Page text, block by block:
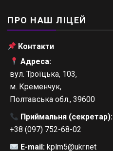
ПРО НАШ ЛІЦЕЙ
Контакти
Адреса:
вул. Троїцька, 103,
м. Кременчук,
Полтавська обл., 39600
Приймальня (секретар):
+38 (097) 752-68-02
E-mail: kplm5@ukr.net